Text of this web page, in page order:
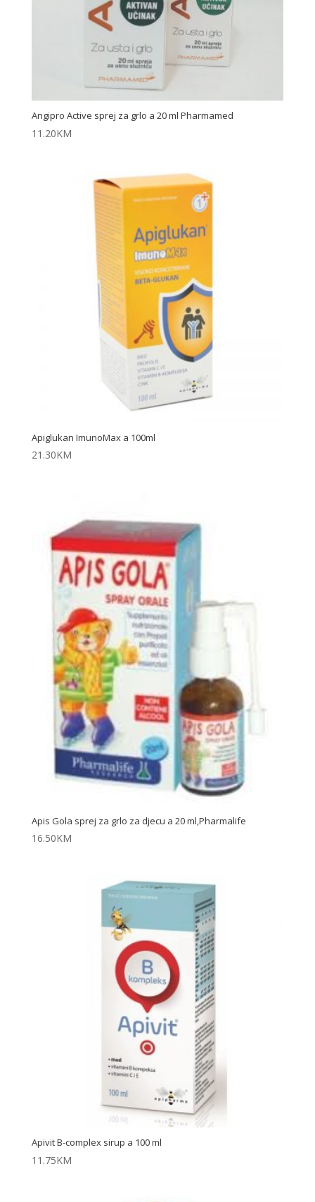
Angipro Active sprej za grlo a 20 ml Pharmamed
11.20KM
Apiglukan ImunoMax a 100ml
21.30KM
Apis Gola sprej za grlo za djecu a 20 ml,Pharmalife
16.50KM
Apivit B-complex sirup a 100 ml
11.75KM